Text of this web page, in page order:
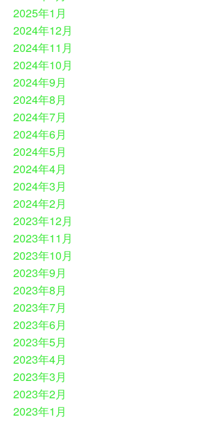
2025年1月
2024年12月
2024年11月
2024年10月
2024年9月
2024年8月
2024年7月
2024年6月
2024年5月
2024年4月
2024年3月
2024年2月
2023年12月
2023年11月
2023年10月
2023年9月
2023年8月
2023年7月
2023年6月
2023年5月
2023年4月
2023年3月
2023年2月
2023年1月